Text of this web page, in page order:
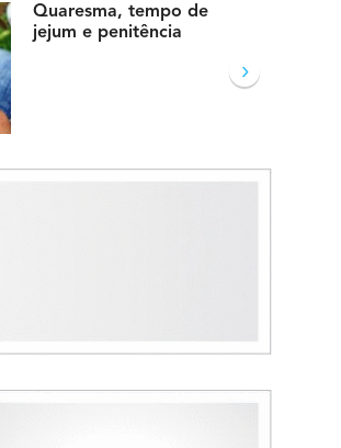
Quaresma, tempo de
jejum e penitência
›